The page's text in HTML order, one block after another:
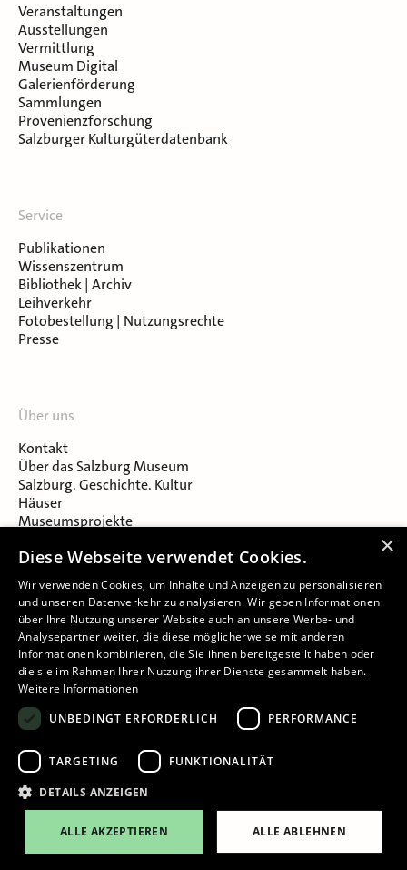
Veranstaltungen
Ausstellungen
Vermittlung
Museum Digital
Galerienförderung
Sammlungen
Provenienzforschung
Salzburger Kulturgüterdatenbank
Service
Publikationen
Wissenszentrum
Bibliothek | Archiv
Leihverkehr
Fotobestellung | Nutzungsrechte
Presse
Über uns
Kontakt
Über das Salzburg Museum
Salzburg. Geschichte. Kultur
Häuser
Museumsprojekte
Museumsverein Celtic Heritage
Impressum
Datenschutz
Barrierefreiheitserklärung
Cookie-Einstellungen
×
Diese Webseite verwendet Cookies.
Wir verwenden Cookies, um Inhalte und Anzeigen zu personalisieren
und unseren Datenverkehr zu analysieren. Wir geben Informationen
über Ihre Nutzung unserer Website auch an unsere Werbe- und
Analysepartner weiter, die diese möglicherweise mit anderen
Informationen kombinieren, die Sie ihnen bereitgestellt haben oder
die sie im Rahmen Ihrer Nutzung ihrer Dienste gesammelt haben.
Weitere Informationen
UNBEDINGT ERFORDERLICH
PERFORMANCE
TARGETING FUNKTIONALITÄT
DETAILS ANZEIGEN
ALLE AKZEPTIEREN ALLE ABLEHNEN